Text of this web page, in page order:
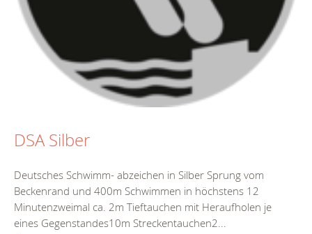
DSA Silber
Deutsches Schwimm- abzeichen in Silber Sprung vom
Beckenrand und 400m Schwimmen in höchstens 12
Minutenzweimal ca. 2m Tieftauchen mit Heraufholen je
eines Gegenstandes10m Streckentauchen2...